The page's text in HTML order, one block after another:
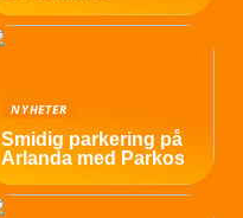
NYHETER
Smidig parkering på
Arlanda med Parkos